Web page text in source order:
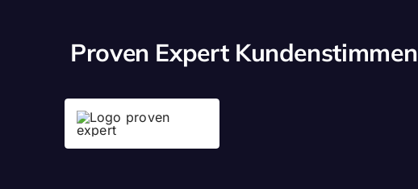
Proven Expert Kundenstimmen